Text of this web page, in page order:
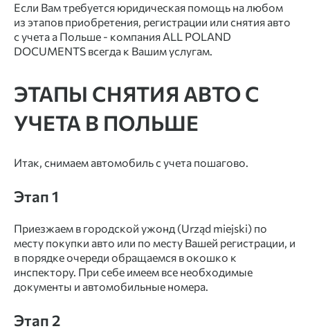
Если Вам требуется юридическая помощь на любом
из этапов приобретения, регистрации или снятия авто
с учета а Польше - компания ALL POLAND
DOCUMENTS всегда к Вашим услугам.
ЭТАПЫ СНЯТИЯ АВТО С
УЧЕТА В ПОЛЬШЕ
Итак, снимаем автомобиль с учета пошагово.
Этап 1
Приезжаем в городской ужонд (Urząd miejski) по
месту покупки авто или по месту Вашей регистрации, и
в порядке очереди обращаемся в окошко к
инспектору. При себе имеем все необходимые
документы и автомобильные номера.
Этап 2